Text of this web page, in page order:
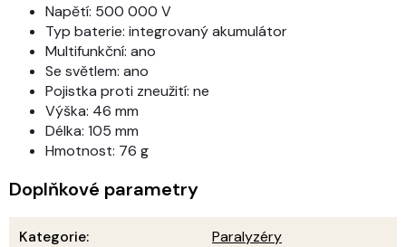
Napětí: 500 000 V
Typ baterie: integrovaný akumulátor
Multifunkční: ano
Se světlem: ano
Pojistka proti zneužití: ne
Výška: 46 mm
Délka: 105 mm
Hmotnost: 76 g
Doplňkové parametry
Kategorie:
Paralyzéry